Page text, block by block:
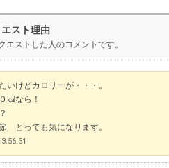
スト理由
ストした人のコメントです。
いけどカロリーが・・・。
㎉なら！
とっても気になります。